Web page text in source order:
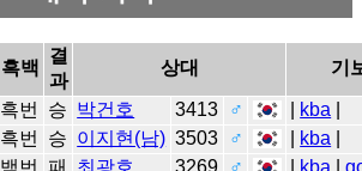
흑백
결
과
상대 기
흑번 승 박건호 3413 ♂ kba
흑번 승 이지현(남) 3503 ♂ kba
백번 패 최광호 3269 ♂ kba |